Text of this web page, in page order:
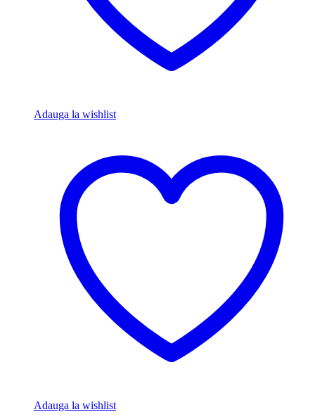
Adauga la wishlist
Adauga la wishlist